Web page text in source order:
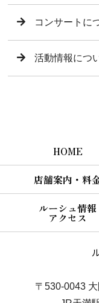
コンサートに
活動情報につ
HOME
店舗案内・料
ルーシュ情報
アクセス
〒530-0043